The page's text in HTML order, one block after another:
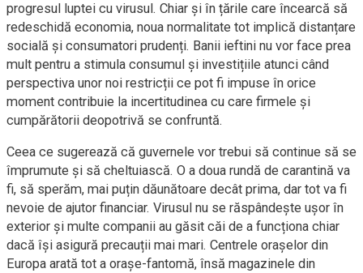
progresul luptei cu virusul. Chiar și în țările care încearcă să
redeschidă economia, noua normalitate tot implică distanțare
socială și consumatori prudenți. Banii ieftini nu vor face prea
mult pentru a stimula consumul și investițiile atunci când
perspectiva unor noi restricții ce pot fi impuse în orice
moment contribuie la incertitudinea cu care firmele și
cumpărătorii deopotrivă se confruntă.
Ceea ce sugerează că guvernele vor trebui să continue să se
împrumute și să cheltuiască. O a doua rundă de carantină va
fi, să sperăm, mai puțin dăunătoare decât prima, dar tot va fi
nevoie de ajutor financiar. Virusul nu se răspândește ușor în
exterior și multe companii au găsit căi de a funcționa chiar
dacă își asigură precauții mai mari. Centrele orașelor din
Europa arată tot a orașe-fantomă, însă magazinele din